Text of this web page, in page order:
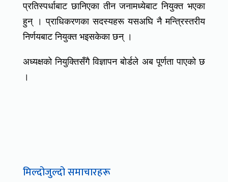
प्रतिस्पर्धाबाट छानिएका तीन जनामध्येबाट नियुक्त भएका
हुन् । प्राधिकरणका सदस्यहरू यसअघि नै मन्त्रिस्तरीय
निर्णयबाट नियुक्त भइसकेका छन् ।
अध्यक्षको नियुक्तिसँगै विज्ञापन बोर्डले अब पूर्णता पाएको छ
।
मिल्दोजुल्दो समाचारहरू